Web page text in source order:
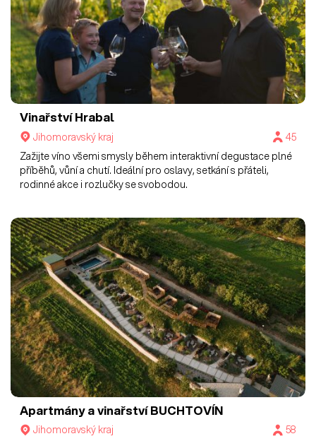
Vinařství Hrabal
Jihomoravský kraj
45
Zažijte víno všemi smysly během interaktivní degustace plné
příběhů, vůní a chutí. Ideální pro oslavy, setkání s přáteli,
rodinné akce i rozlučky se svobodou.
Apartmány a vinařství BUCHTOVÍN
Jihomoravský kraj
58